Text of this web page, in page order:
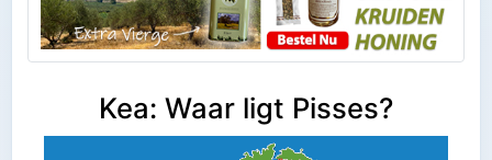
Kea: Waar ligt Pisses?